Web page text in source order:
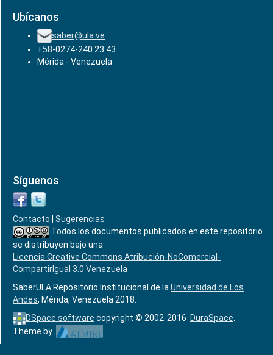
Ubícanos
saber@ula.ve
+58-0274-240.23.43
Mérida - Venezuela
Síguenos
Contacto
Sugerencias
Todos los documentos publicados en este repositorio
se distribuyen bajo una
Licencia Creative Commons Atribución-NoComercial-
CompartirIgual 3.0 Venezuela
SaberULA Repositorio Institucional de la Universidad de Los
Andes, Mérida, Venezuela 2018.
DSpace software copyright © 2002-2016 DuraSpace
Theme by